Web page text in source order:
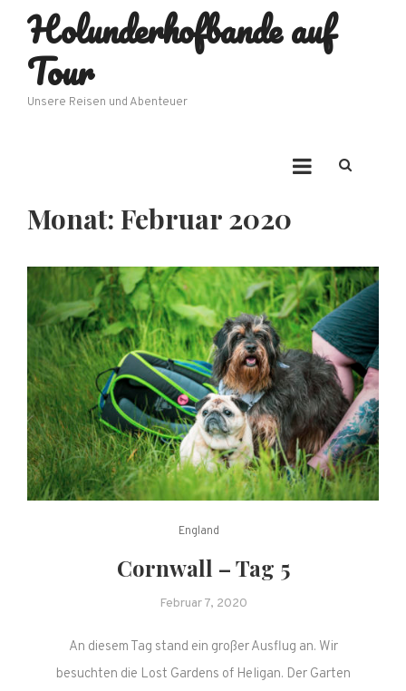
content
Holunderhofbande auf
Tour
Unsere Reisen und Abenteuer
Monat: Februar 2020
England
Cornwall – Tag 5
Februar 7, 2020
An diesem Tag stand ein großer Ausflug an. Wir
besuchten die Lost Gardens of Heligan. Der Garten